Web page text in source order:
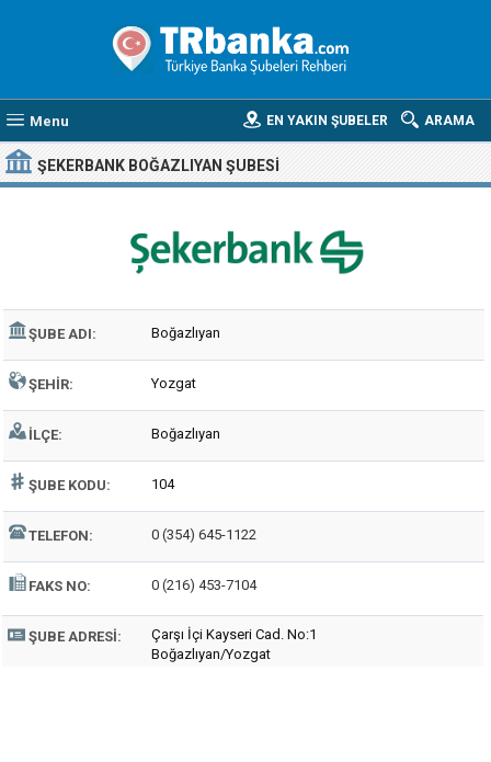
Menu ARAMA
EN YAKIN ŞUBELER
ŞEKERBANK BOĞAZLIYAN ŞUBESI
ŞUBE ADI: Boğazlıyan
ŞEHIR: Yozgat
İLÇE: Boğazlıyan
ŞUBE KODU: 104
TELEFON: 0 (354) 645-1122
FAKS NO: 0 (216) 453-7104
ŞUBE ADRESI:
Çarşı İçi Kayseri Cad. No:1
Boğazlıyan/Yozgat